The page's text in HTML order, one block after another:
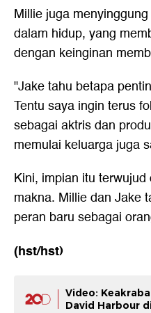
Millie juga
dalam hidup, yang
dengan keinginan
"Jake tahu betapa
Tentu saya ingin terus
sebagai aktris dan
memulai keluarga juga
Kini, impian itu
makna. Millie dan Jake
peran baru sebagai
(hst/hst)
Video:
David Harbour